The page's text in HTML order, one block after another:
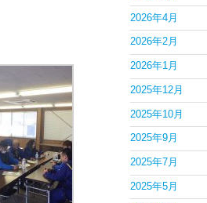
2026年4月
2026年2月
2026年1月
2025年12月
2025年10月
2025年9月
2025年7月
2025年5月